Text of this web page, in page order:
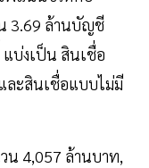
3.69 ล้านบัญชี
แบ่งเป็น สินเชื่อ
ละสินเชื่อแบบไม่มี
4,057 ล้านบาท,